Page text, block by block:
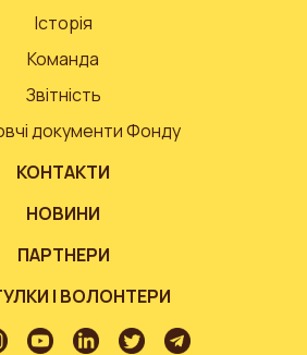
Історія
Команда
Звітність
документи Фонду
КОНТАКТИ
НОВИНИ
ПАРТНЕРИ
І ВОЛОНТЕРИ